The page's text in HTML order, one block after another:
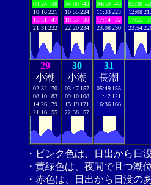
03:24 -38
10:16221
15:51
47
21:31 232
04:08 -43
10:55224
16:33
38
22:20234
04:50 -40
11:33223
17:14
32
23:08230
05:30 -
12:08
17:55
31
23:54
29
小潮
02:32 170
08:10
83
14:26 179
21:16
55
30
小潮
03:47 157
09:10 108
15:19 171
22:38
57
31
長潮
05:49 155
11:12 121
16:36 166
・ピンク色は、日出から日
・黄緑色は、夜間で且つ潮
・赤色は、日出から日没の